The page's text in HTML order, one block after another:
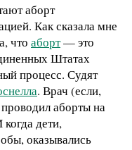
аборт
Как сказала мне
что аборт— это
Штатах
процесс. Судят
. Врач (если,
аборты на
дети,
оказывались